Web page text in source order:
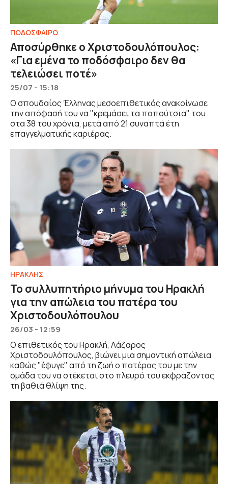
ΠΟΔΟΣΦΑΙΡΟ
Αποσύρθηκε ο Χριστοδουλόπουλος:
«Για εμένα το ποδόσφαιρο δεν θα
τελειώσει ποτέ»
25/07 - 15:18
Ο σπουδαίος Έλληνας μεσοεπιθετικός ανακοίνωσε
την απόφασή του να "κρεμάσει τα παπούτσια" του
στα 38 του χρόνια, μετά από 21 συναπτά έτη
επαγγελματικής καριέρας.
ΗΡΑΚΛΗΣ
Το συλλυπητήριο μήνυμα του Ηρακλή
για την απώλεια του πατέρα του
Χριστοδουλόπουλου
26/03 - 12:59
Ο επιθετικός του Ηρακλή, Λάζαρος
Χριστοδουλόπουλος, βιώνει μια σημαντική απώλεια
καθώς "έφυγε" από τη ζωή ο πατέρας του με την
ομάδα του να στέκεται στο πλευρό του εκφράζοντας
τη βαθιά θλίψη της.